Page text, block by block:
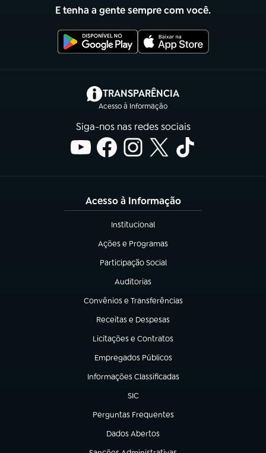
E tenha a gente sempre com você.
TRANSPARÊNCIA
Acesso à Informação
(abre em nova aba)
Siga-nos nas redes sociais
Acesso à Informação
Institucional
(abre em nova aba)
Ações e Programas
(abre em nova aba)
Participação Social
(abre em nova aba)
Auditorias
(abre em nova aba)
Convênios e Transferências
(abre em nova aba)
Receitas e Despesas
(abre em nova aba)
Licitações e Contratos
(abre em nova aba)
Empregados Públicos
(abre em nova aba)
Informações Classificadas
(abre em nova aba)
SIC
(abre em nova aba)
Perguntas Frequentes
(abre em nova aba)
Dados Abertos
(abre em nova aba)